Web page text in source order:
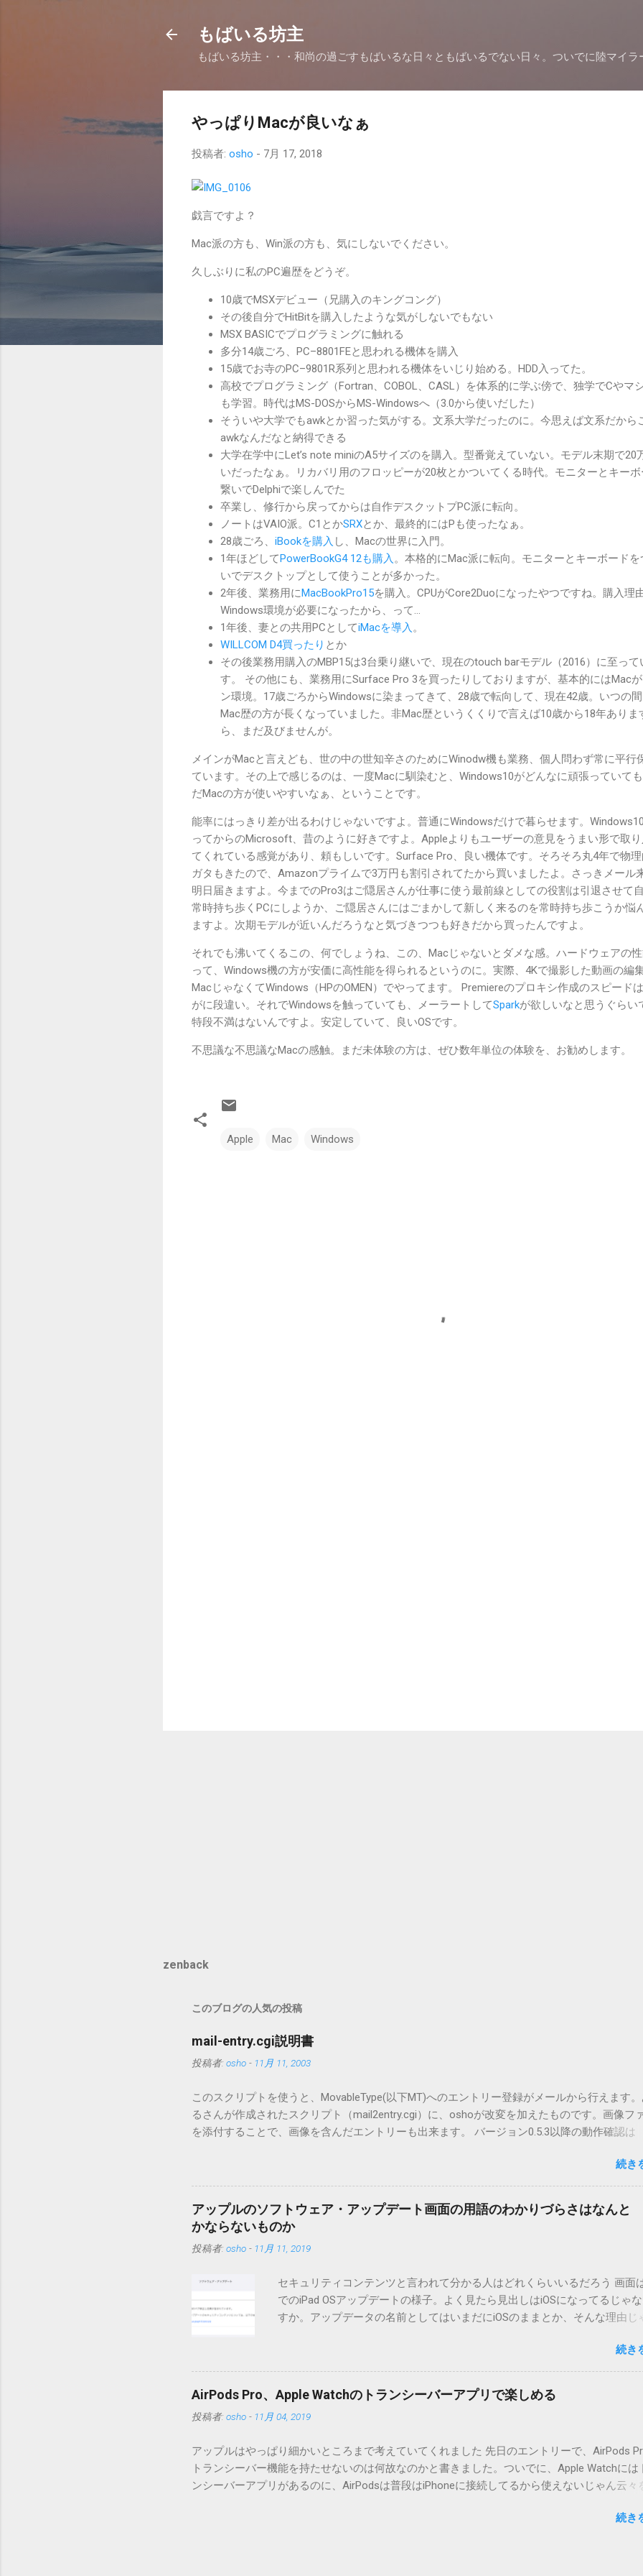
もばいる坊主
もばいる坊主・・・和尚の過ごすもばいるな日々ともばいるでない日々。ついでに陸マイラ
やっぱりMacが良いなぁ
投稿者: osho - 7月 17, 2018
戯言ですよ？
Mac派の方も、Win派の方も、気にしないでください。
久しぶりに私のPC遍歴をどうぞ。
10歳でMSXデビュー（兄購入のキングコング）
その後自分でHitBitを購入したような気がしないでもない
MSX BASICでプログラミングに触れる
多分14歳ごろ、PC–8801FEと思われる機体を購入
15歳でお寺のPC–9801R系列と思われる機体をいじり始める。HDD入ってた。
高校でプログラミング（Fortran、COBOL、CASL）を体系的に学ぶ傍で、独学でCやマ
も学習。時代はMS-DOSからMS-Windowsへ（3.0から使いだした）
そういや大学でもawkとか習った気がする。文系大学だったのに。今思えば文系だから
awkなんだなと納得できる
大学在学中にLet’s note miniのA5サイズのを購入。型番覚えていない。モデル末期で20
いだったなぁ。リカバリ用のフロッピーが20枚とかついてくる時代。モニターとキーボ
繋いでDelphiで楽しんでた
卒業し、修行から戻ってからは自作デスクットプPC派に転向。
ノートはVAIO派。C1とかSRXとか、最終的にはPも使ったなぁ。
28歳ごろ、 iBookを購入 し、Macの世界に入門。
1年ほどしてPowerBookG4 12も購入 。本格的にMac派に転向。モニターとキーボードを
いでデスクトップとして使うことが多かった。
2年後、業務用にMacBookPro15を購入。CPUがCore2Duoになったやつですね。購入理由
Windows環境が必要になったから、って…
1年後、妻との共用PCとしてiMacを導入 。
WILLCOM D4買ったり とか
その後業務用購入のMBP15は3台乗り継いで、現在のtouch barモデル（2016）に至って
す。 その他にも、業務用にSurface Pro 3を買ったりしておりますが、基本的にはMac
ン環境。17歳ごろからWindowsに染まってきて、28歳で転向して、現在42歳。いつの
Mac歴の方が長くなっていました。非Mac歴というくくりで言えば10歳から18年ありま
ら、まだ及びませんが。
メインがMacと言えども、世の中の世知辛さのためにWinodw機も業務、個人問わず常に平行
ています。その上で感じるのは、一度Macに馴染むと、Windows10がどんなに頑張っていて
だMacの方が使いやすいなぁ、ということです。
能率にはっきり差が出るわけじゃないですよ。普通にWindowsだけで暮らせます。
ってからのMicrosoft、昔のように好きですよ。Appleよりもユーザーの意見をうまい形で取
てくれている感覚があり、頼もしいです。Surface Pro、良い機体です。そろそろ丸4年で物
ガタもきたので、Amazonプライムで3万円も割引されてたから買いましたよ。さっきメール来
明日届きますよ。今までのPro3はご隠居さんが仕事に使う最前線としての役割は引退させて
常時持ち歩くPCにしようか、ご隠居さんにはごまかして新しく来るのを常時持ち歩こうか悩
ますよ。次期モデルが近いんだろうなと気づきつつも好きだから買ったんですよ。
それでも沸いてくるこの、何でしょうね、この、Macじゃないとダメな感。ハードウェアの
って、Windows機の方が安価に高性能を得られるというのに。実際、4Kで撮影した動画の編集
MacじゃなくてWindows（HPのOMEN）でやってます。 Premiereのプロキシ作成のスピード
がに段違い。それでWindowsを触っていても、メーラートしてSparkが欲しいなと思うぐらい
特段不満はないんですよ。安定していて、良いOSです。
不思議な不思議なMacの感触。まだ未体験の方は、ぜひ数年単位の体験を、お勧めします。
Apple Mac Windows
zenback
このブログの人気の投稿
mail-entry.cgi説明書
投稿者: osho - 11月 11, 2003
このスクリプトを使うと、MovableType(以下MT)へのエントリー登録がメールから行えます
るさんが作成されたスクリプト（mail2entry.cgi）に、oshoが改変を加えたものです。画像フ
を添付することで、画像を含んだエントリーも出来ます。 バージョン0.5.3以降の動作確認は
す。 現在のバージョンは0.5.3です。（2004/12/4リリース）※0.6.3を公開しています。まだ
点が多いため、こちらにはリンクしていません。安定を求める方は0.5.3を、新版の機能が必
は0.6.3をご利用ください。 こちら からどうぞ。 0.3.6までのバージョンに、エントリーが重複
されてしまう不具合が存在しています。最新版へのアップデートを強くお勧めしてます。 mail-
entry.zipをダウンロードするにはここをクリックしてください。 （Windowsから解凍したフォ
を見ると「_MACOSX」というフォルダと、同名のファイルが含まれていますが、関係ありま
うようです。） Ver.0.3.0以降用の差分ファイルはこちら 。ZIP圧縮してまとめてあります。
バージョン番号と同じバージョン番号を持つパッチを適用してください。バージョンが古い
一つずつ順に適用していく必要があります。0.5.0以降は、パッチが正常に当てられるかどう
目的となっています。 まずはどんなふうに使うものか説明し、設置方法は後述します。 使い
ール本文の1行目にauthor（投稿者）を、2行目にカテゴリを、それぞれ<>（半角文字）で囲
定してください。使用するauthorとカテゴリは事前にMTで作っておく必要があります。
応じて指定してください。この指定の前後に文字があってはいけません。また、<>の中の文字
続き
アップルのソフトウェア・アップデート画面の用語のわかりづらさはなんと
かならないものか
投稿者: osho - 11月 11, 2019
セキュリティコンテンツと言われて分かる人はどれくらいいるだろう 画面
でのiPad OSアップデートの様子。よく見たら見出しはiOSになってるじゃ
すか。アップデータの名前としてはいまだにiOSのままとか、そんな理由じ
アップデートのセキュリティコンテンツについては、以下のWebサイトを
ださい」の部分。 セキュリティコンテンツ…？ こんなブログをやっている
説明に困ります。人によってはここで悩んだ結果、アップデートをしない人
てきそうですよ。アップデートに限らず、分からないけどやってみる人より
分からないからやらない人の方が多いと思います。経験上の感覚ですけれど
とかですと、該当するアップデートが未掲載だったりします。（もしかした
各端末の設定アイコンにアップデートがある旨のバッヂがつく頃には、ペー
準備ができているのかもしれません） さらにさらに。スクショのiPad OS
り。 「このアップデートにはCVEの公開エントリがありません。」 もはや
続き
AirPods Pro、Apple Watchのトランシーバーアプリで楽しめる
投稿者: osho - 11月 04, 2019
アップルはやっぱり細かいところまで考えていてくれました 先日のエントリーで、AirPods
トランシーバー機能を持たせないのは何故なのかと書きました。ついでに、Apple Watchには
ンシーバーアプリがあるのに、AirPodsは普段はiPhoneに接続してるから使えないじゃん云々
証ですが、おそらく同じ結果になると思います。 iPhoneにAirPodsを接続した状態で、Apple
続き